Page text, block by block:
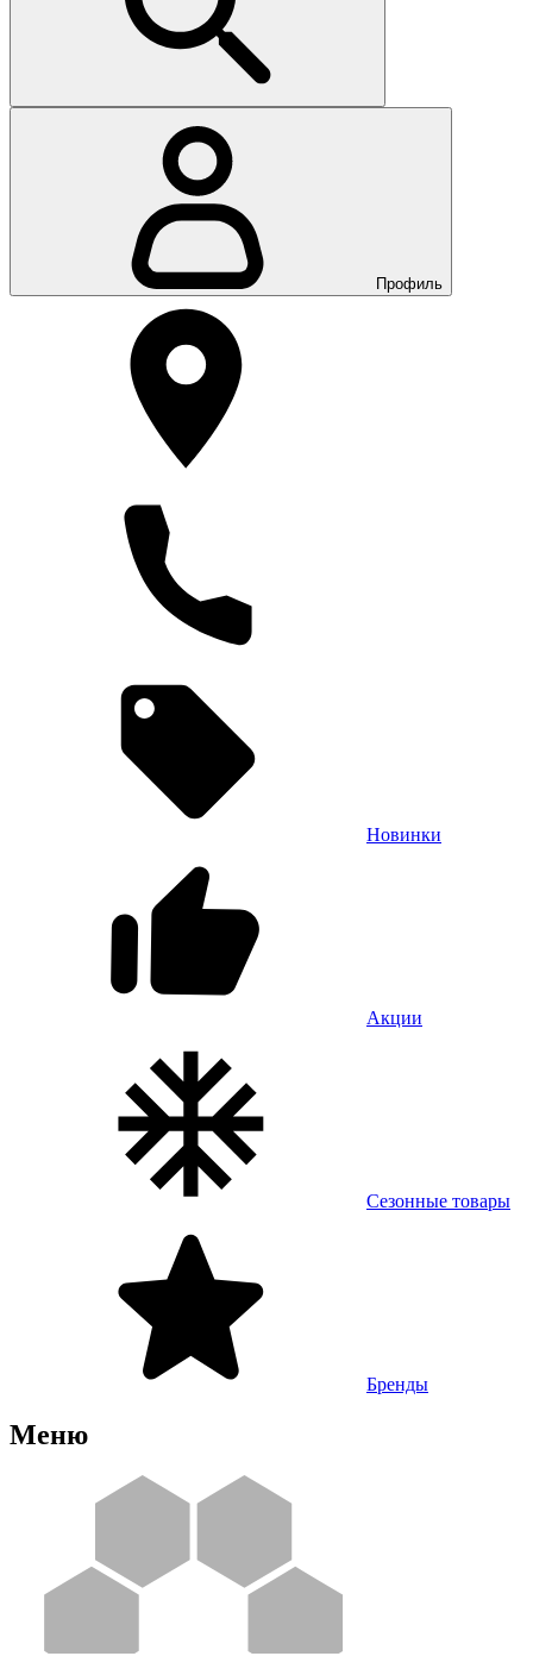
Профиль
Новинки
Акции
Сезонные товары
Бренды
Меню